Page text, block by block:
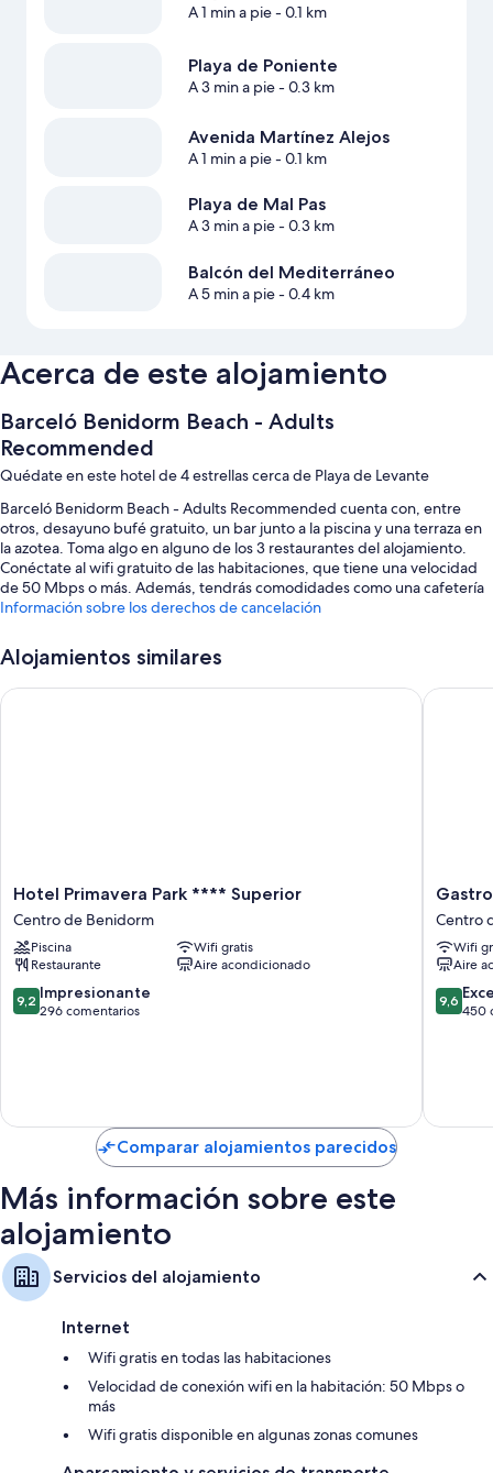
A 1 min a pie- 0.1 km
Playa de Poniente
A 3 min a pie- 0.3 km
Avenida Martínez Alejos
A 1 min a pie- 0.1 km
Playa de Mal Pas
A 3 min a pie- 0.3 km
Balcón del Mediterráneo
A 5 min a pie- 0.4 km
Acerca de este alojamiento
Barceló Benidorm Beach - Adults
Recommended
Quédate en este hotel de 4 estrellas cerca de Playa de Levante
Barceló Benidorm Beach - Adults Recommended cuenta con, entre
otros, desayuno bufé gratuito, un bar junto a la piscina y una terraza en
la azotea. Toma algo en alguno de los 3 restaurantes del alojamiento.
Conéctate al wifi gratuito de las habitaciones, que tiene una velocidad
de 50 Mbps o más. Además, tendrás comodidades como una cafetería
y un servicio de lavandería.
Personal multilingüe, espacios sin humos y un servicio de recepción
Las 264 habitaciones tienen características que incluyen aire
acondicionado, además de ciertas comodidades adicionales, tales como
wifi gratis y cajas fuertes.
Además, otros de los servicios que hallarás en todas las habitaciones
incluyen los siguientes:
Información sobre los derechos de cancelación
Alojamientos similares
Hotel
Primavera
Park
****
Superior
Centro
de
Hotel Primavera Park **** Superior
Centro de Benidorm
Piscina
Wifi gratis
Restaurante
Aire acondicionado
9.2
sobre
9,2 Impresionante
296 comentarios
Hotel Primavera Park **** Superior
RH
Canfali
By
Hoteles
RH
Centro
Centro
Wifi
Aire
9.6
sobre
9,6
450
Comparar alojamientos parecidos
Más información sobre este
alojamiento
Servicios del alojamiento
Internet
Wifi gratis en todas las habitaciones
Velocidad de conexión wifi en la habitación: 50 Mbps o
más
Wifi gratis disponible en algunas zonas comunes